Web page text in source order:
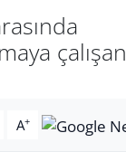
çalışan
A+